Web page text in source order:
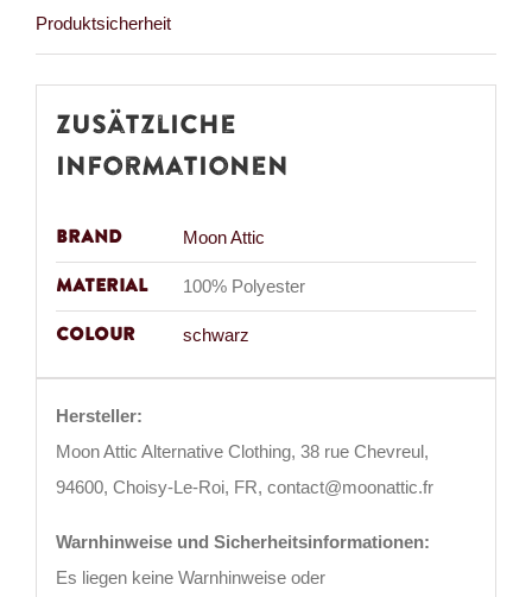
Produktsicherheit
Zusätzliche
Informationen
Brand Moon Attic
Material 100% Polyester
Colour schwarz
Hersteller:
Moon Attic Alternative Clothing, 38 rue Chevreul,
94600, Choisy-Le-Roi, FR, contact@moonattic.fr
Warnhinweise und Sicherheitsinformationen:
Es liegen keine Warnhinweise oder